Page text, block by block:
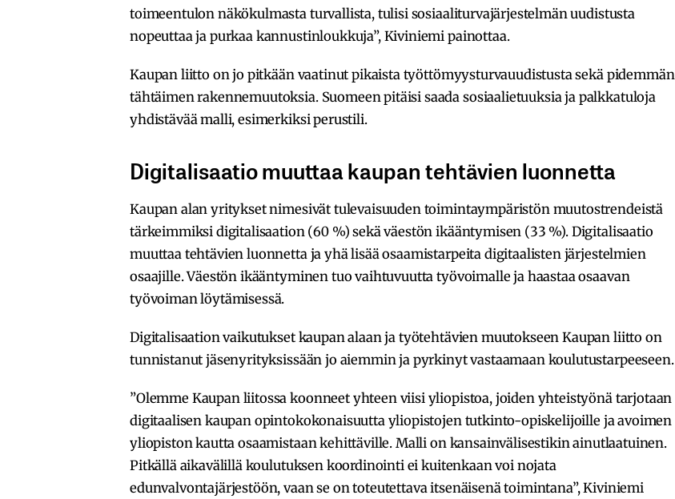
toimeentulon näkökulmasta turvallista, tulisi sosiaaliturvajärjestelmän uudistusta
nopeuttaa ja purkaa kannustinloukkuja”, Kiviniemi painottaa.
Kaupan liitto on jo pitkään vaatinut pikaista työttömyysturvauudistusta sekä pidemmän
tähtäimen rakennemuutoksia. Suomeen pitäisi saada sosiaalietuuksia ja palkkatuloja
yhdistävää malli, esimerkiksi perustili.
Digitalisaatio muuttaa kaupan tehtävien luonnetta
Kaupan alan yritykset nimesivät tulevaisuuden toimintaympäristön muutostrendeistä
tärkeimmiksi digitalisaation (60 %) sekä väestön ikääntymisen (33 %). Digitalisaatio
muuttaa tehtävien luonnetta ja yhä lisää osaamistarpeita digitaalisten järjestelmien
osaajille. Väestön ikääntyminen tuo vaihtuvuutta työvoimalle ja haastaa osaavan
työvoiman löytämisessä.
Digitalisaation vaikutukset kaupan alaan ja työtehtävien muutokseen Kaupan liitto on
tunnistanut jäsenyrityksissään jo aiemmin ja pyrkinyt vastaamaan koulutustarpeeseen.
”Olemme Kaupan liitossa koonneet yhteen viisi yliopistoa, joiden yhteistyönä tarjotaan
digitaalisen kaupan opintokokonaisuutta yliopistojen tutkinto-opiskelijoille ja avoimen
yliopiston kautta osaamistaan kehittäville. Malli on kansainvälisestikin ainutlaatuinen.
Pitkällä aikavälillä koulutuksen koordinointi ei kuitenkaan voi nojata
edunvalvontajärjestöön, vaan se on toteutettava itsenäisenä toimintana”, Kiviniemi